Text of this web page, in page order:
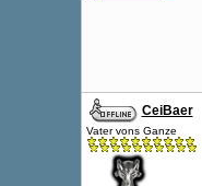
CeiBaer
Vater vons Ganze